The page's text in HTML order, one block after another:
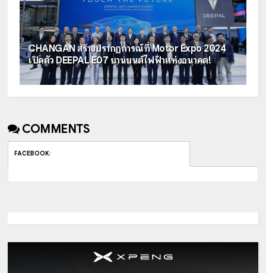
CHANGAN สร้างปรากฏการณ์ที่ Motor Expo 2024
เปิดตัว DEEPAL E07 ยานยนต์ไฟฟ้าแห่งอนาคต!
COMMENTS
FACEBOOK: